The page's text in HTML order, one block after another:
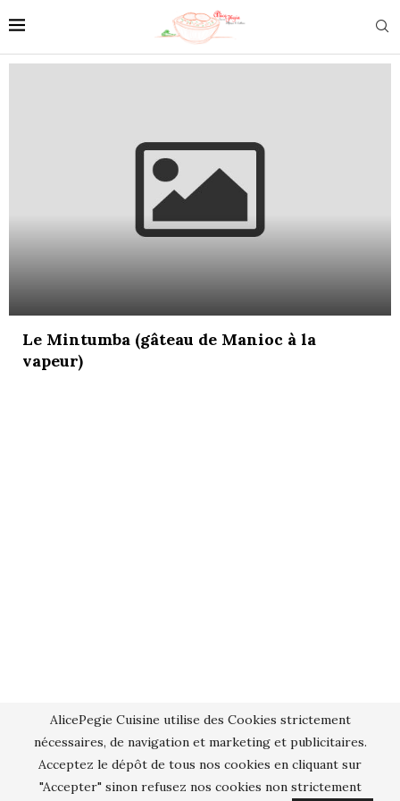
Le Mintumba (gâteau de Manioc à la
vapeur)
AlicePegie Cuisine utilise des Cookies strictement
nécessaires, de navigation et marketing et publicitaires.
Acceptez le dépôt de tous nos cookies en cliquant sur
"Accepter" sinon refusez nos cookies non strictement